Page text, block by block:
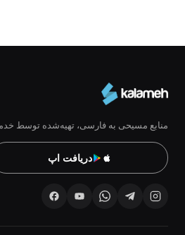
منابع مسیحی به فارسی، تهیه‌شده توسط
دریافت اپ